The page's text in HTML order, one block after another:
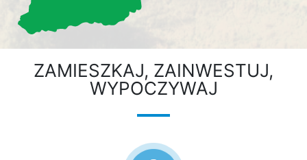
ZAMIESZKAJ, ZAINWESTUJ,
WYPOCZYWAJ